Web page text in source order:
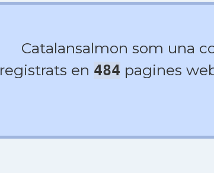
Catalansalmon som una
registrats en 484 pagines